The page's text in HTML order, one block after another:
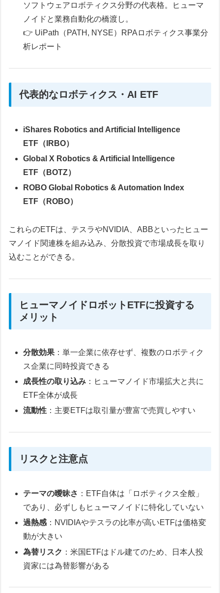
ソフトウェアロボティクス分野の代表格。ヒューマ
ノイドと業務自動化の橋渡し。
👉 UiPath（PATH, NYSE）RPAロボティクス事業分
析レポート
代表的なロボティクス・AI ETF
iShares Robotics and Artificial Intelligence
ETF（IRBO）
Global X Robotics & Artificial Intelligence
ETF（BOTZ）
ROBO Global Robotics & Automation Index
ETF（ROBO）
これらのETFは、テスラやNVIDIA、ABBといったヒュー
マノイド関連株を組み込み、分散投資で市場成長を取り
込むことができる。
ヒューマノイドロボットETFに投資する
メリット
分散効果 ：単一企業に依存せず、複数のロボティク
ス企業に同時投資できる
成長性の取り込み ：ヒューマノイド市場拡大と共に
ETF全体が成長
流動性 ：主要ETFは取引量が豊富で売買しやすい
リスクと注意点
テーマの曖昧さ ：ETF自体は「ロボティクス全般」
であり、必ずしもヒューマノイドに特化していない
過熱感 ：NVIDIAやテスラの比率が高いETFは価格変
動が大きい
為替リスク ：米国ETFはドル建てのため、日本人投
資家には為替影響がある